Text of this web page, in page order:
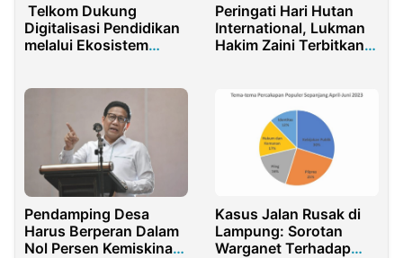
Telkom Dukung
Digitalisasi Pendidikan
melalui Ekosistem
Peringati Hari Hutan
International, Lukman
Hakim Zaini Terbitkan
Pendamping Desa
Harus Berperan Dalam
Nol Persen Kemiskinan
Kasus Jalan Rusak di
Lampung: Sorotan
Warganet Terhadap